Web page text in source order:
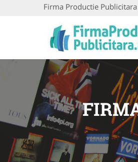
Firma Productie